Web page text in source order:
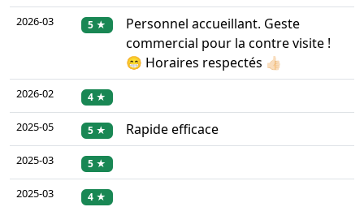
2026-03 5 ★
Personnel accueillant. Geste
commercial pour la contre visite !
😁 Horaires respectés 👍🏻
2026-02 4 ★
2025-05 5 ★ Rapide efficace
2025-03 5 ★
2025-03 4 ★